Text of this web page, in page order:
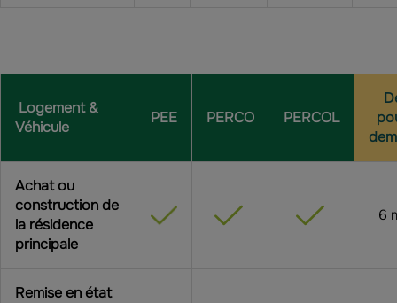
Logement &
Véhicule
PEE PERCO PERCOL
Achat ou
constructionde
la résidence
principale
6
Remise en état